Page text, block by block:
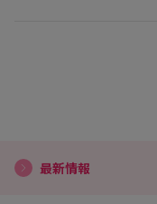
最新情報